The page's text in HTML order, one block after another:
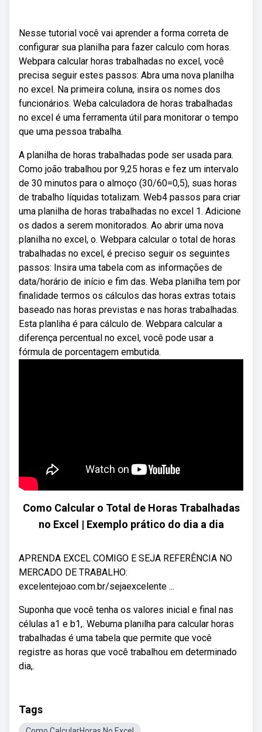
Nesse tutorial você vai aprender a forma correta de
configurar sua planilha para fazer calculo com horas.
Webpara calcular horas trabalhadas no excel, você
precisa seguir estes passos: Abra uma nova planilha
no excel. Na primeira coluna, insira os nomes dos
funcionários. Weba calculadora de horas trabalhadas
no excel é uma ferramenta útil para monitorar o tempo
que uma pessoa trabalha.
A planilha de horas trabalhadas pode ser usada para.
Como joão trabalhou por 9,25 horas e fez um intervalo
de 30 minutos para o almoço (30/60=0,5), suas horas
de trabalho líquidas totalizam. Web4 passos para criar
uma planilha de horas trabalhadas no excel 1. Adicione
os dados a serem monitorados. Ao abrir uma nova
planilha no excel, o. Webpara calcular o total de horas
trabalhadas no excel, é preciso seguir os seguintes
passos: Insira uma tabela com as informações de
data/horário de início e fim das. Weba planilha tem por
finalidade termos os cálculos das horas extras totais
baseado nas horas previstas e nas horas trabalhadas.
Esta planliha é para cálculo de. Webpara calcular a
diferença percentual no excel, você pode usar a
fórmula de porcentagem embutida.
Como Calcular o Total de Horas Trabalhadas
no Excel | Exemplo prático do dia a dia
APRENDA EXCEL COMIGO E SEJA REFERÊNCIA NO
MERCADO DE TRABALHO:
excelentejoao.com.br/sejaexcelente ...
Suponha que você tenha os valores inicial e final nas
células a1 e b1,. Webuma planilha para calcular horas
trabalhadas é uma tabela que permite que você
registre as horas que você trabalhou em determinado
dia,.
Tags